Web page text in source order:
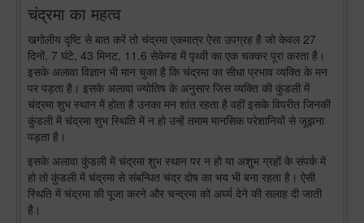
चंद्रमा का महत्व
खगोलीय दृष्टि से बात करें तो चंद्रमा एकमात्र ऐसा उपग्रह है जो केवल 27
दिनों, 7 घंटे, 43 मिनट, 11.6 सेकेण्ड में पृथ्वी का एक चक्कर पूरा करता है।
इसके अलावा विज्ञान भी मान चुका है कि चंद्रमा का सीधा प्रभाव व्यक्ति के मन
पर पड़ता है। इसके अलावा ज्योतिष के अनुसार जिस व्यक्ति की कुंडली में
चंद्रमा शुभ स्थान में होता है उनका मन शांत रहता है वहीं इसके विपरीत जिनकी
कुंडली में चंद्रमा शुभ स्थिति में न हो उन्हें तमाम मानसिक परेशानियों से जूझना
पड़ता है।
इसके अलावा कुंडली में चंद्रमा शुभ स्थान पर न हो या अशुभ ग्रहों के संपर्क में
हो तो कुंडली में चंद्रमा से संबन्धित चंद्र दोष का भय भी बना रहता है। ऐसी
स्थिति में चंद्रमा की पूजा करने और चन्द्रमा को अर्घ्य देने की सलाह दी जाती
है।